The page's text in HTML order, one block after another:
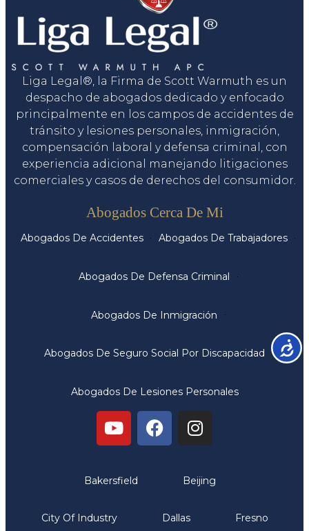
Liga Legal®, la Firma de Scott Warmuth es un
despacho de abogados dedicado y enfocado
principalmente en los campos de accidentes de
tránsito y lesiones personales, inmigración,
compensación laboral y defensa criminal, con
experiencia adicional manejando litigaciones
comerciales y casos de derechos del consumidor.
Abogados Cerca De Mi
Abogados De Accidentes Abogados De Trabajadores
Abogados De Defensa Criminal
Abogados De Inmigración
Abogados De Seguro Social Por Discapacidad
Abogados De Lesiones Personales
Bakersfield Beijing
City Of Industry Dallas Fresno